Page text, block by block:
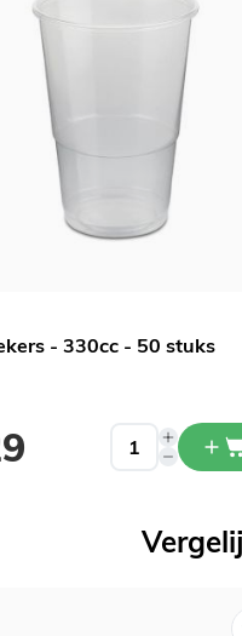
- 330cc - 50 stuks